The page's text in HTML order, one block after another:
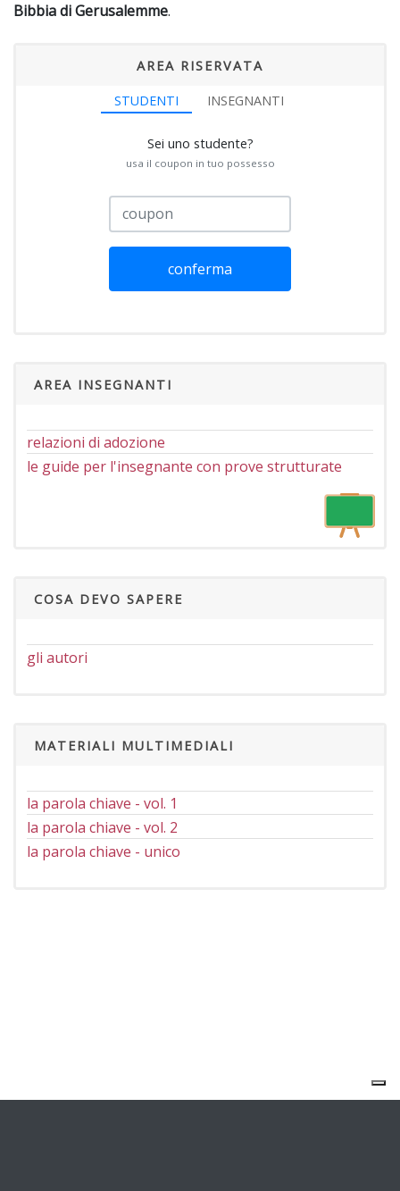
Bibbia di Gerusalemme.
AREA RISERVATA
STUDENTI INSEGNANTI
Sei uno studente?
usa il coupon in tuo possesso
conferma
AREA INSEGNANTI
relazioni di adozione
le guide per l'insegnante con prove strutturate
COSA DEVO SAPERE
gli autori
MATERIALI MULTIMEDIALI
la parola chiave - vol. 1
la parola chiave - vol. 2
la parola chiave - unico